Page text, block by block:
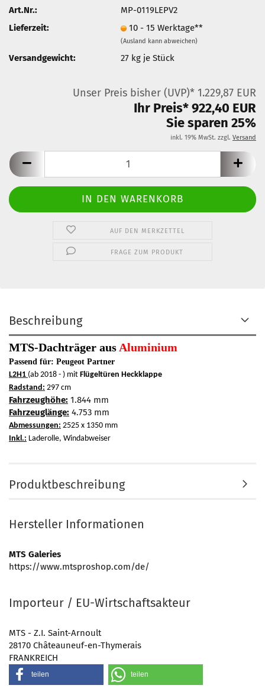
Art.Nr.:
MP-0119LEPV2
Lieferzeit:
10 - 15 Werktage**
(Ausland kann abweichen)
Versandgewicht: 27 kg je Stück
Unser Preis bisher (UVP)* 1.229,87 EUR
Ihr Preis* 922,40 EUR
Sie sparen 25%
inkl. 19% MwSt. zzgl. Versand
AUF DEN MERKZETTEL
FRAGE ZUM PRODUKT
Beschreibung
MTS-Dachträger aus Aluminium
Passend für: Peugeot Partner
L2H1 (ab 2018 - ) mit Flügeltüren Heckklappe
Radstand: 297 cm
Fahrzeughöhe: 1.844 mm
Fahrzeuglänge: 4.753 mm
Abmessungen: 2525 x 1350 mm
Inkl.: Laderolle, Windabweiser
Produktbeschreibung
Hersteller Informationen
MTS Galeries
https://www.mtsproshop.com/de/
Importeur / EU-Wirtschaftsakteur
MTS - Z.I. Saint-Arnoult
28170 Châteauneuf-en-Thymerais
FRANKREICH
teilen teilen